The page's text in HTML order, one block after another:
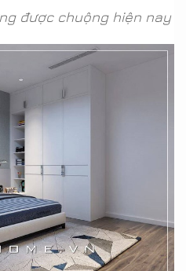
được chuộng hiện nay